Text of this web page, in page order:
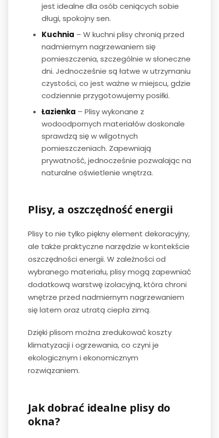
jest idealne dla osób ceniących sobie
długi, spokojny sen.
Kuchnia – W kuchni plisy chronią przed
nadmiernym nagrzewaniem się
pomieszczenia, szczególnie w słoneczne
dni. Jednocześnie są łatwe w utrzymaniu
czystości, co jest ważne w miejscu, gdzie
codziennie przygotowujemy posiłki.
Łazienka – Plisy wykonane z
wodoodpornych materiałów doskonale
sprawdzą się w wilgotnych
pomieszczeniach. Zapewniają
prywatność, jednocześnie pozwalając na
naturalne oświetlenie wnętrza.
Plisy, a oszczędność energii
Plisy to nie tylko piękny element dekoracyjny,
ale także praktyczne narzędzie w kontekście
oszczędności energii. W zależności od
wybranego materiału, plisy mogą zapewniać
dodatkową warstwę izolacyjną, która chroni
wnętrze przed nadmiernym nagrzewaniem
się latem oraz utratą ciepła zimą.
Dzięki plisom można zredukować koszty
klimatyzacji i ogrzewania, co czyni je
ekologicznym i ekonomicznym
rozwiązaniem.
Jak dobrać idealne plisy do
okna?